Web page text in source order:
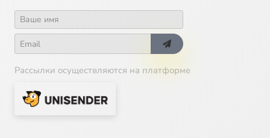
Рассылки осуществляются на платформе